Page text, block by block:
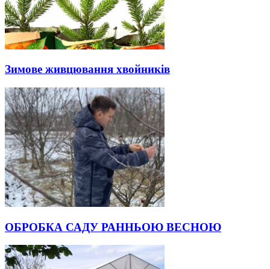
Зимове живцювання хвойників
ОБРОБКА САДУ РАННЬОЮ ВЕСНОЮ